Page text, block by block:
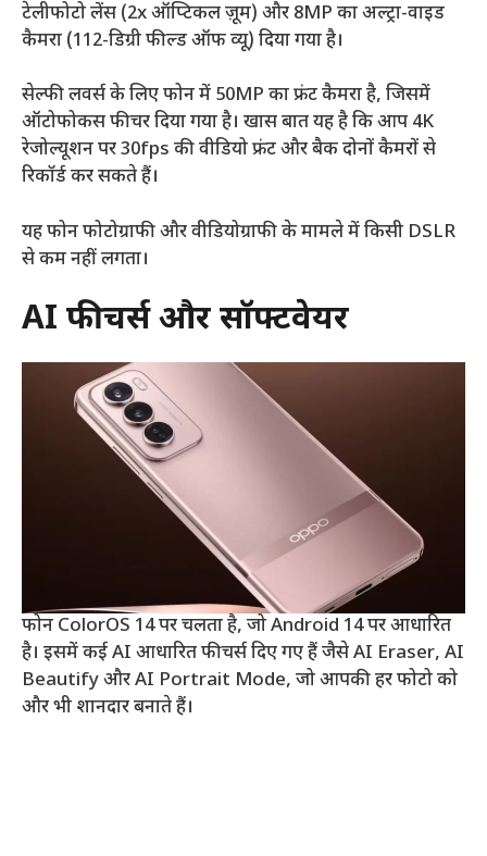
टेलीफोटो लेंस (2x ऑप्टिकल ज़ूम) और 8MP का अल्ट्रा-वाइड
कैमरा (112-डिग्री फील्ड ऑफ व्यू) दिया गया है।
सेल्फी लवर्स के लिए फोन में 50MP का फ्रंट कैमरा है, जिसमें
ऑटोफोकस फीचर दिया गया है। खास बात यह है कि आप 4K
रेजोल्यूशन पर 30fps की वीडियो फ्रंट और बैक दोनों कैमरों से
रिकॉर्ड कर सकते हैं।
यह फोन फोटोग्राफी और वीडियोग्राफी के मामले में किसी DSLR
से कम नहीं लगता।
AI फीचर्स और सॉफ्टवेयर
फोन ColorOS 14 पर चलता है, जो Android 14 पर आधारित
है। इसमें कई AI आधारित फीचर्स दिए गए हैं जैसे AI Eraser, AI
Beautify और AI Portrait Mode, जो आपकी हर फोटो को
और भी शानदार बनाते हैं।